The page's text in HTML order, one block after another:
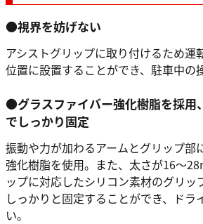
●視界を妨げない
アシストグリップに取り付けるため運
位置に設置することができ、駐車中の
●グラスファイバー強化樹脂を採用
でしっかり固定
振動や力が加わるアームとグリップ部
強化樹脂を使用。また、太さが16～
ップに対応したシリコン素材のグリッ
しっかりと固定することができ、ドラ
い。